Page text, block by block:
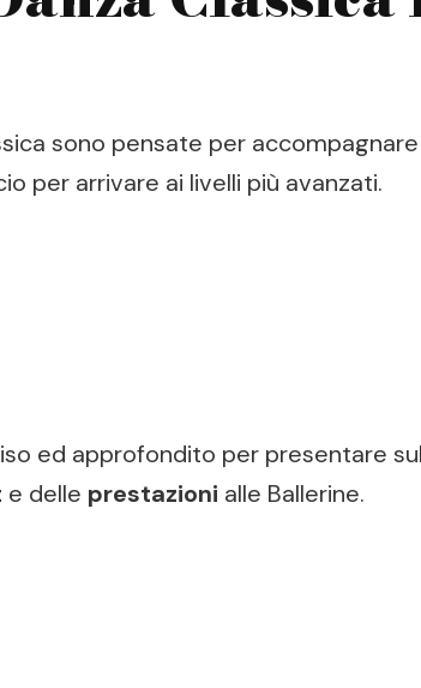
sono pensate per
per arrivare ai livelli più avanzati.
ed approfondito per presentare
e delle prestazioni alle Ballerine.